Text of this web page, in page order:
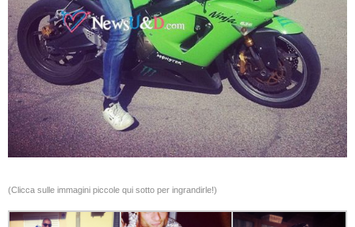
(Clicca sulle immagini piccole qui sotto per ingrandirle!)